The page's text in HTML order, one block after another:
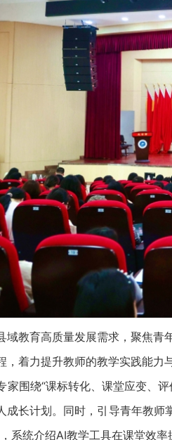
教育高质量发展需求，聚焦青
，着力提升教师的教学实践能力
绕“课标转化、课堂应变、评
成长计划。同时，引导青年教师
系统介绍AI教学工具在课堂效